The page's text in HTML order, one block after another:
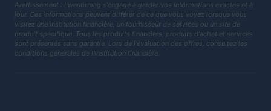
Avertissement : Investirmag s'engage à garder vos informations exactes et à
jour. Ces informations peuvent différer de ce que vous voyez lorsque vous
visitez une institution financière, un fournisseur de services ou un site de
produit spécifique. Tous les produits financiers, produits d'achat et services
sont présentés sans garantie. Lors de l'évaluation des offres, consultez les
conditions générales de l'institution financière.